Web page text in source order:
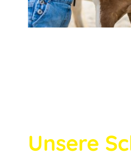
Unsere